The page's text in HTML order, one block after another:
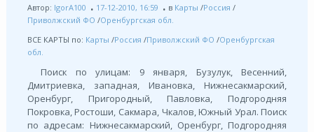
Автор: IgorA100 17-12-2010, 16:59 в Карты /Россия /
Приволжский ФО /Оренбургская обл.
ВСЕ КАРТЫ по: Карты /Россия /Приволжский ФО /Оренбургская
обл.
Поиск по улицам: 9 января, Бузулук, Весенний,
Дмитриевка, западная, Ивановка, Нижнесакмарский,
Оренбург, Пpигоpодный, Павловка, Подгородняя
Покровка, Ростоши, Сакмара, Чкалов, Южный Урал. Поиск
по адресам: Нижнесакмарский, Оренбург, Подгородняя